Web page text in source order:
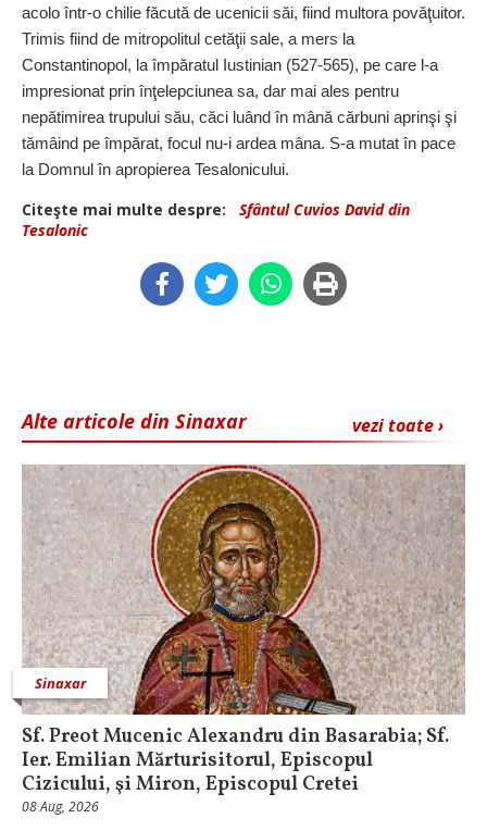
acolo într-o chilie făcută de ucenicii săi, fiind multora povăţuitor.
Trimis fiind de mitropolitul cetăţii sale, a mers la
Constantinopol, la împăratul Iustinian (527-565), pe care l-a
impresionat prin înţelepciunea sa, dar mai ales pentru
nepătimirea trupului său, căci luând în mână cărbuni aprinşi şi
tămâind pe împărat, focul nu-i ardea mâna. S-a mutat în pace
la Domnul în apropierea Tesalonicului.
Citeşte mai multe despre:
Sfântul Cuvios David din
Tesalonic
vezi toate ›
Alte articole din Sinaxar
Sinaxar
Sf. Preot Mucenic Alexandru din Basarabia; Sf.
Ier. Emilian Mărturisitorul, Episcopul
Cizicului, şi Miron, Episcopul Cretei
08 Aug, 2026